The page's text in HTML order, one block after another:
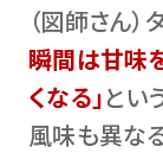
（図師さん）
瞬間は甘味
くなる｣とい
風味も異な